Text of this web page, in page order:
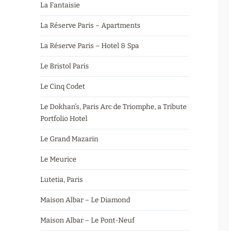
La Fantaisie
La Réserve Paris – Apartments
La Réserve Paris – Hotel & Spa
Le Bristol Paris
Le Cinq Codet
Le Dokhan’s, Paris Arc de Triomphe, a Tribute
Portfolio Hotel
Le Grand Mazarin
Le Meurice
Lutetia, Paris
Maison Albar – Le Diamond
Maison Albar – Le Pont-Neuf